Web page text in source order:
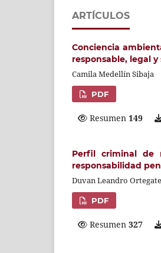
ARTÍCULOS
Conciencia
responsable, legal
Camila Medellín Sibaja
PDF
Resumen 149
Perfil criminal de
responsabilidad
Duvan Leandro
PDF
Resumen 327